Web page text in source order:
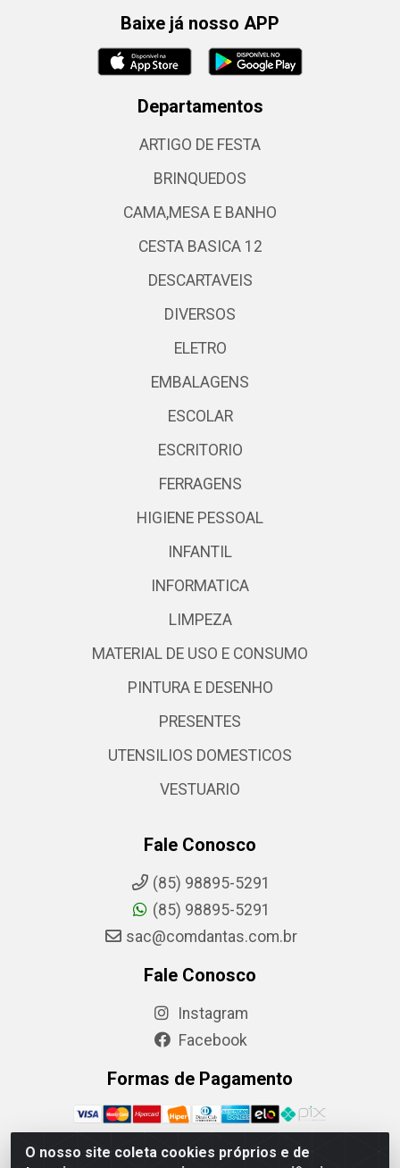
O nosso site coleta cookies próprios e de
Baixe já nosso APP
Departamentos
ARTIGO DE FESTA
BRINQUEDOS
CAMA,MESA E BANHO
CESTA BASICA 12
DESCARTAVEIS
DIVERSOS
ELETRO
EMBALAGENS
ESCOLAR
ESCRITORIO
FERRAGENS
HIGIENE PESSOAL
INFANTIL
INFORMATICA
LIMPEZA
MATERIAL DE USO E CONSUMO
PINTURA E DESENHO
PRESENTES
UTENSILIOS DOMESTICOS
VESTUARIO
Fale Conosco
(85) 98895-5291
(85) 98895-5291
sac@comdantas.com.br
Fale Conosco
Instagram
Facebook
Formas de Pagamento